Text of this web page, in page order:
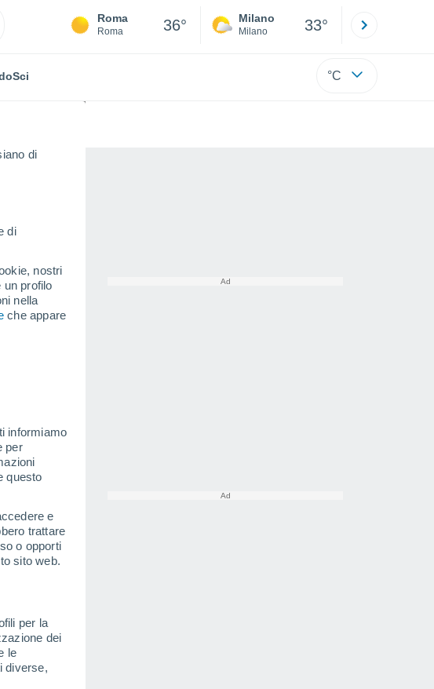
di
di
nostri
un profilo
nella
che appare
informiamo
per
questo
e
trattare
o opporti
sito web.
per la
dei
le
diverse,
Roma
Roma 36° Milano
Milano 33°
Sci °C